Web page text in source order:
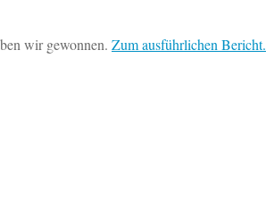
wir gewonnen. Zum ausführlichen Bericht.